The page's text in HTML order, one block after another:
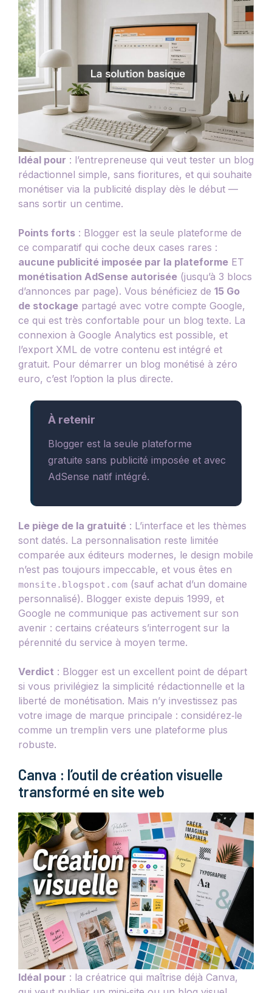
Idéal pour : l’entrepreneuse qui veut tester un blog
rédactionnel simple, sans fioritures, et qui souhaite
monétiser via la publicité display dès le début —
sans sortir un centime.
Points forts : Blogger est la seule plateforme de
ce comparatif qui coche deux cases rares :
aucune publicité imposée par la plateforme ET
monétisation AdSense autorisée (jusqu’à 3 blocs
d’annonces par page). Vous bénéficiez de 15 Go
de stockage partagé avec votre compte Google,
ce qui est très confortable pour un blog texte. La
connexion à Google Analytics est possible, et
l’export XML de votre contenu est intégré et
gratuit. Pour démarrer un blog monétisé à zéro
euro, c’est l’option la plus directe.
À retenir
Blogger est la seule plateforme
gratuite sans publicité imposée et avec
AdSense natif intégré.
Le piège de la gratuité : L’interface et les thèmes
sont datés. La personnalisation reste limitée
comparée aux éditeurs modernes, le design mobile
n’est pas toujours impeccable, et vous êtes en
monsite.blogspot.com (sauf achat d’un domaine
personnalisé). Blogger existe depuis 1999, et
Google ne communique pas activement sur son
avenir : certains créateurs s’interrogent sur la
pérennité du service à moyen terme.
Verdict : Blogger est un excellent point de départ
si vous privilégiez la simplicité rédactionnelle et la
liberté de monétisation. Mais n’y investissez pas
votre image de marque principale : considérez‑le
comme un tremplin vers une plateforme plus
robuste.
Canva : l’outil de création visuelle
transformé en site web
Idéal pour : la créatrice qui maîtrise déjà Canva,